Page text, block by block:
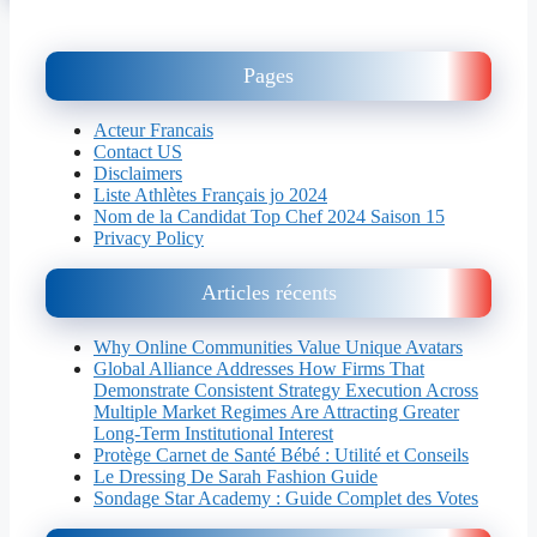
Pages
Acteur Francais
Contact US
Disclaimers
Liste Athlètes Français jo 2024
Nom de la Candidat Top Chef 2024 Saison 15
Privacy Policy
Articles récents
Why Online Communities Value Unique Avatars
Global Alliance Addresses How Firms That
Demonstrate Consistent Strategy Execution Across
Multiple Market Regimes Are Attracting Greater
Long-Term Institutional Interest
Protège Carnet de Santé Bébé : Utilité et Conseils
Le Dressing De Sarah Fashion Guide
Sondage Star Academy : Guide Complet des Votes